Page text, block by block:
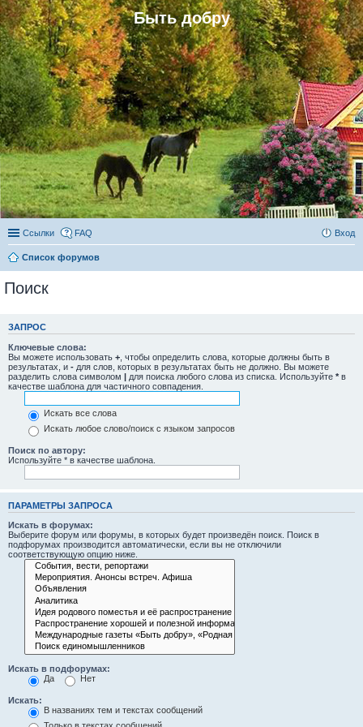
Быть добру
Ссылки FAQ Вход
Список форумов
Поиск
ЗАПРОС
Ключевые слова:
Вы можете использовать + , чтобы определить слова, которые должны быть в
результатах, и - для слов, которых в результатах быть не должно. Вы можете
разделить слова символом | для поиска любого слова из списка. Используйте * в
качестве шаблона для частичного совпадения.
Искать все слова
Искать любое слово/поиск с языком запросов
Поиск по автору:
Используйте * в качестве шаблона.
ПАРАМЕТРЫ ЗАПРОСА
Искать в форумах:
Выберите форум или форумы, в которых будет произведён поиск. Поиск в
подфорумах производится автоматически, если вы не отключили
соответствующую опцию ниже.
Искать в подфорумах:
Да
Нет
Искать:
В названиях тем и текстах сообщений